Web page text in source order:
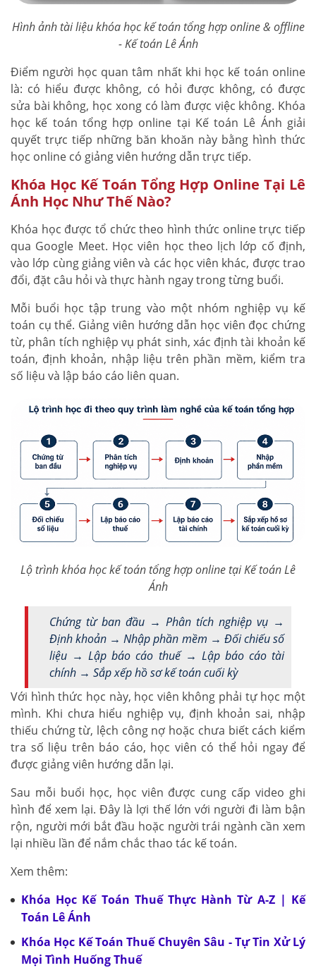
Hình ảnh tài liệu khóa học kế toán tổng hợp online & offline
- Kế toán Lê Ánh
Điểm người học quan tâm nhất khi học kế toán online
là: có hiểu được không, có hỏi được không, có được
sửa bài không, học xong có làm được việc không. Khóa
học kế toán tổng hợp online tại Kế toán Lê Ánh giải
quyết trực tiếp những băn khoăn này bằng hình thức
học online có giảng viên hướng dẫn trực tiếp.
Khóa Học Kế Toán Tổng Hợp Online Tại Lê
Ánh Học Như Thế Nào?
Khóa học được tổ chức theo hình thức online trực tiếp
qua Google Meet. Học viên học theo lịch lớp cố định,
vào lớp cùng giảng viên và các học viên khác, được trao
đổi, đặt câu hỏi và thực hành ngay trong từng buổi.
Mỗi buổi học tập trung vào một nhóm nghiệp vụ kế
toán cụ thể. Giảng viên hướng dẫn học viên đọc chứng
từ, phân tích nghiệp vụ phát sinh, xác định tài khoản kế
toán, định khoản, nhập liệu trên phần mềm, kiểm tra
số liệu và lập báo cáo liên quan.
Lộ trình khóa học kế toán tổng hợp online tại Kế toán Lê
Ánh
Chứng từ ban đầu → Phân tích nghiệp vụ →
Định khoản → Nhập phần mềm → Đối chiếu số
liệu → Lập báo cáo thuế → Lập báo cáo tài
chính → Sắp xếp hồ sơ kế toán cuối kỳ
Với hình thức học này, học viên không phải tự học một
mình. Khi chưa hiểu nghiệp vụ, định khoản sai, nhập
thiếu chứng từ, lệch công nợ hoặc chưa biết cách kiểm
tra số liệu trên báo cáo, học viên có thể hỏi ngay để
được giảng viên hướng dẫn lại.
Sau mỗi buổi học, học viên được cung cấp video ghi
hình để xem lại. Đây là lợi thế lớn với người đi làm bận
rộn, người mới bắt đầu hoặc người trái ngành cần xem
lại nhiều lần để nắm chắc thao tác kế toán.
Xem thêm:
Khóa Học Kế Toán Thuế Thực Hành Từ A-Z | Kế
Toán Lê Ánh
Khóa Học Kế Toán Thuế Chuyên Sâu - Tự Tin Xử Lý
Mọi Tình Huống Thuế